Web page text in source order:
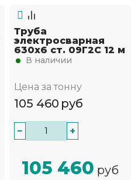
Труба
электросварная
630х6 ст. 09Г2С 12 м
В наличии
Цена за тонну
105 460 руб
− +
105 460 руб